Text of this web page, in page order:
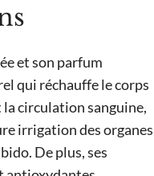
et son parfum
qui réchauffe le corps
la circulation sanguine,
irrigation des organes
De plus, ses